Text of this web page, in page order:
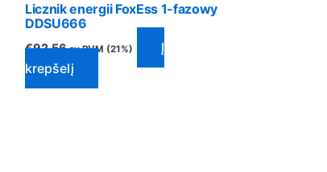
Licznik energii FoxEss 1-fazowy
DDSU666
€92.56 su PVM (21%)
Į
krepšelį